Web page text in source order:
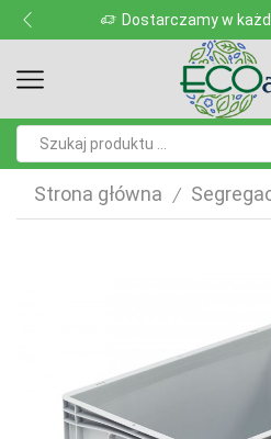
Dostarczamy w
Strona główna /